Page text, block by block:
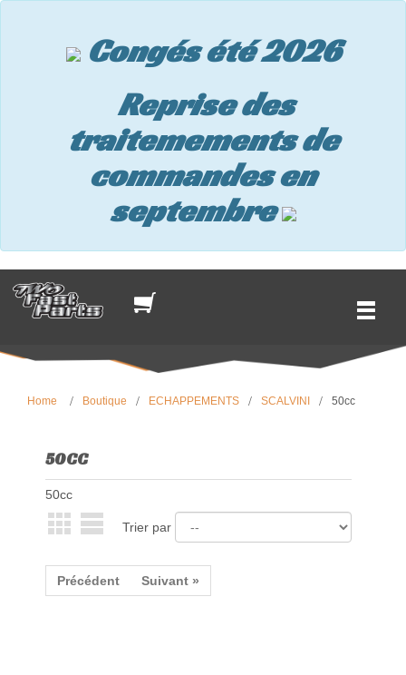
Congés été 2026
Reprise des
traitemements de
commandes en
septembre
Home Boutique ECHAPPEMENTS SCALVINI 50cc
50CC
50cc
Trier par
Précédent Suivant »